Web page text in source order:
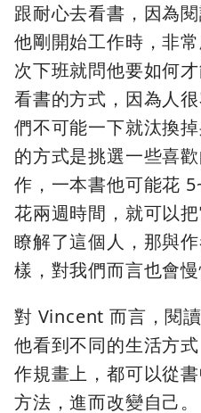
跟耐心去看書，因為
他剛開始工作時，非
次下班就問他要如何
看書的方式，因為人
們不可能一下就汰換
的方式是挑選一些喜
作，一本書他可能花
花兩週時間，就可以
瞭解了這個人，那與
樣，對我們而言也會慢
對 Vincent 而言，閱
他看到不同的生活方
作規畫上，都可以從
方法，進而改變自己。